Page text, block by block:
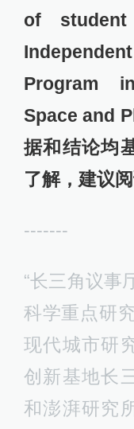
of
Program
Space and
据和结论均
了解，建议
-------
“长三角议事
科学重点研
现代城市研
创新基地长
和澎湃研究